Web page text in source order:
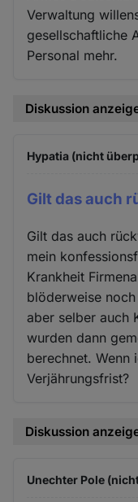
Verwaltung
gesellschaftliche
Personal mehr.
Diskussion
Hypatia (nicht
Gilt das auch
Gilt das auch
mein
Krankheit
blöderweise
aber selber auch
wurden dann
berechnet. Wenn
Verjährungsfrist?
Diskussion
Unechter Pole